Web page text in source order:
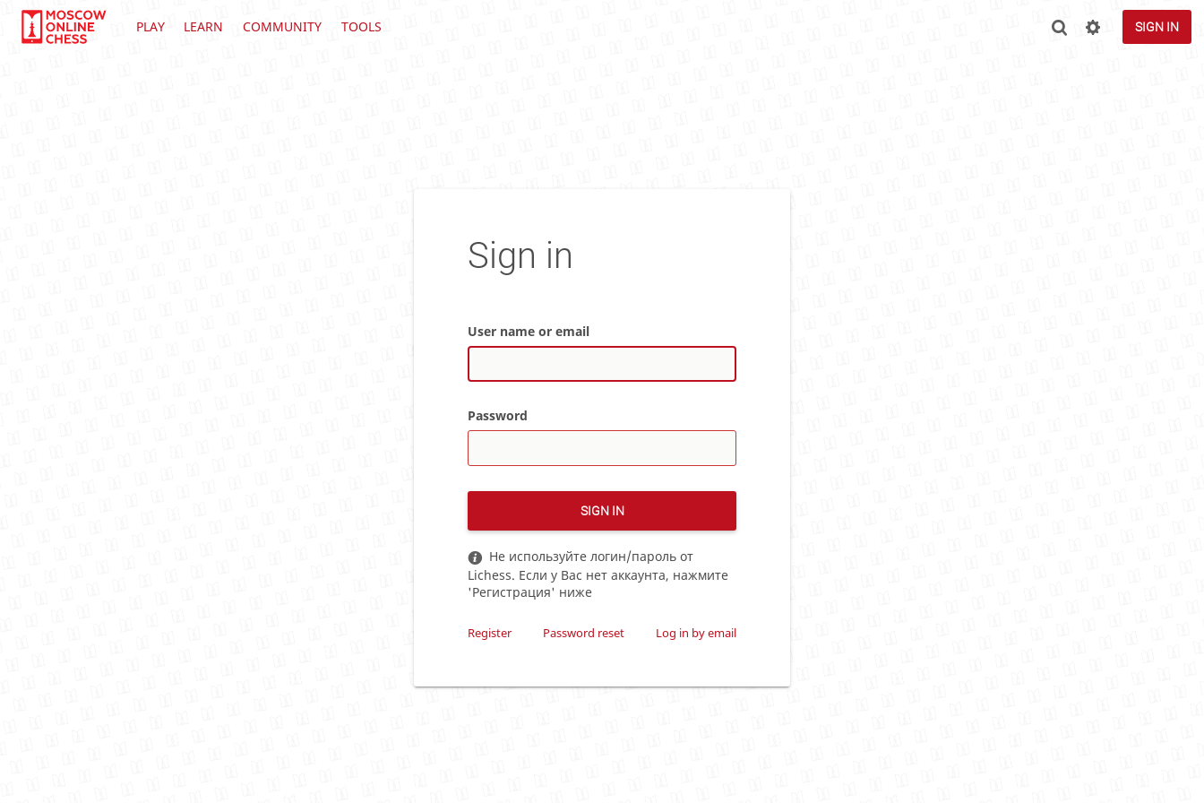
PLAY LEARN COMMUNITY TOOLS SIGN IN
Sign in
User name or email
Password
SIGN IN
Не используйте логин/пароль от
Lichess. Если у Вас нет аккаунта, нажмите
'Регистрация' ниже
Register Password reset Log in by email